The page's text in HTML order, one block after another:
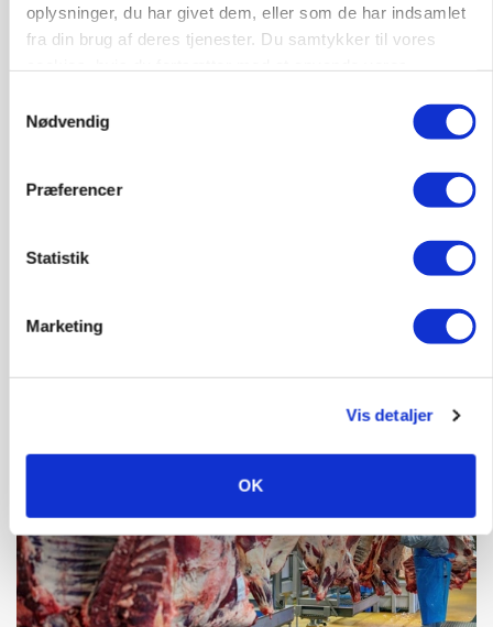
oplysninger, du har givet dem, eller som de har indsamlet
fra din brug af deres tjenester. Du samtykker til vores
Nødvendig
Præferencer
Statistik
Marketing
Vis detaljer
OK
Snart kan man søge tilskud til naturprojekter
Før såmaskinen kører: Her er efterårets største
skadedyrsrisici
Annonce
Loading...